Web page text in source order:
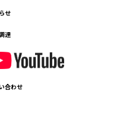
せ
達
合わせ